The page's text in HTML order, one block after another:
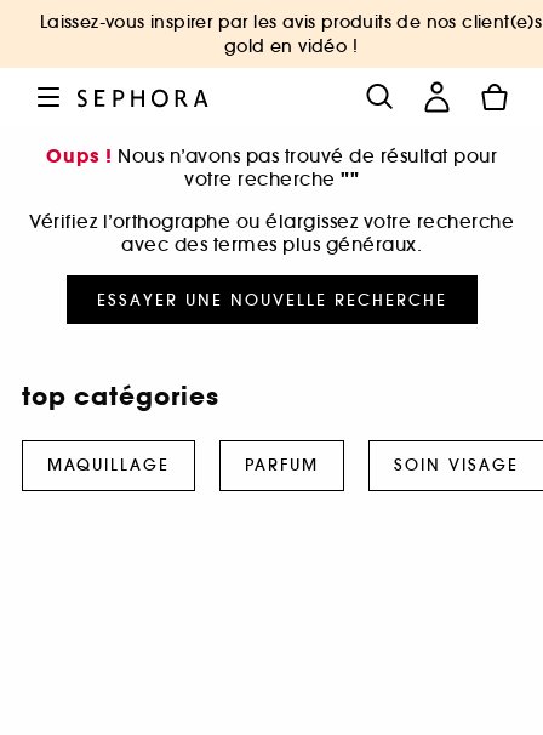
Laissez-vous inspirer par les avis produits de nos client(e)s
gold en vidéo !
Oups ! Nous n’avons pas trouvé de résultat pour
votre recherche ""
Vérifiez l’orthographe ou élargissez votre recherche
avec des termes plus généraux.
ESSAYER UNE NOUVELLE RECHERCHE
top catégories
MAQUILLAGE PARFUM SOIN VISAGE